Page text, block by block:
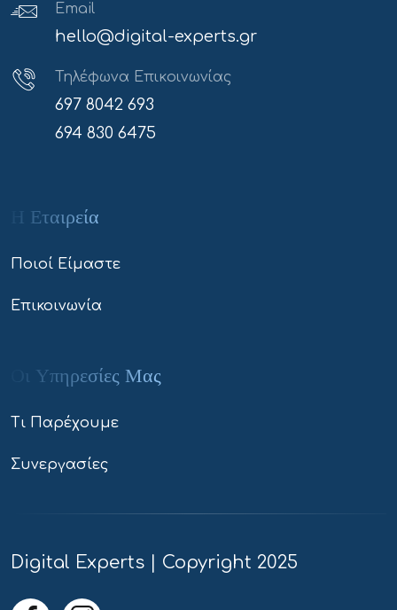
Email
hello@digital-experts.gr
Τηλέφωνα Επικοινωνίας
697 8042 693
694 830 6475
Η Εταιρεία
Ποιοί Είμαστε
Επικοινωνία
Οι Υπηρεσίες Μας
Τι Παρέχουμε
Συνεργασίες
Digital Experts | Copyright 2025